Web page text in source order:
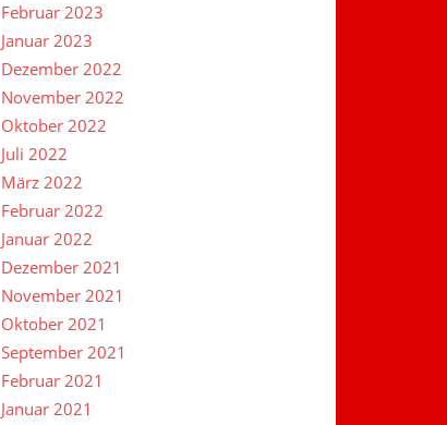
Februar 2023
Januar 2023
Dezember 2022
November 2022
Oktober 2022
Juli 2022
März 2022
Februar 2022
Januar 2022
Dezember 2021
November 2021
Oktober 2021
September 2021
Februar 2021
Januar 2021